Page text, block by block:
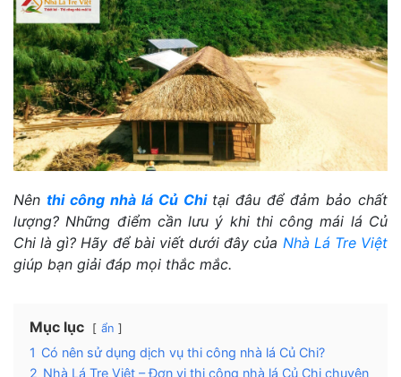
Nên thi công nhà lá Củ Chitại đâu để đảm bảo chất
lượng? Những điểm cần lưu ý khi thi công mái lá Củ
Chi là gì? Hãy để bài viết dưới đây của Nhà Lá Tre Việt
giúp bạn giải đáp mọi thắc mắc.
Mục lục ẩn
1 Có nên sử dụng dịch vụ thi công nhà lá Củ Chi?
2 Nhà Lá Tre Việt – Đơn vị thi công nhà lá Củ Chi chuyên